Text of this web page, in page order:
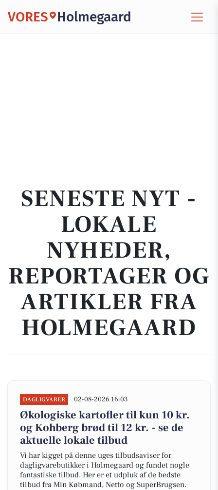
VORES Holmegaard
SENESTE NYT -
LOKALE
NYHEDER,
REPORTAGER OG
ARTIKLER FRA
HOLMEGAARD
DAGLIGVARER 02-08-2026 16:03
Økologiske kartofler til kun 10 kr.
og Kohberg brød til 12 kr. - se de
aktuelle lokale tilbud
Vi har kigget på denne uges tilbudsaviser for
dagligvarebutikker i Holmegaard og fundet nogle
fantastiske tilbud. Her er et udpluk af de bedste
tilbud fra Min Købmand, Netto og SuperBrugsen.